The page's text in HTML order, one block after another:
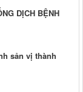
DỊCH BỆNH
sản vị thành